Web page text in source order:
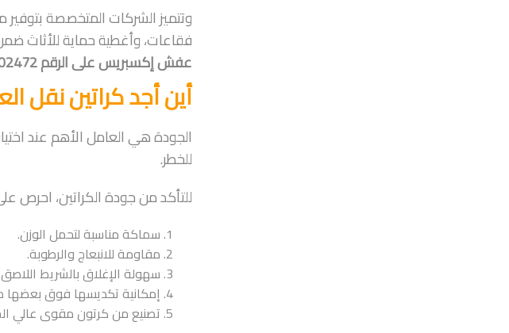
وتتميز الشركات المتخصصة
فقاعات، وأغطية حماية للأثاث
عفش إكسبريس على الرقم 94902472.
أين أجد كراتين نقل
الجودة هي العامل الأهم عند
للخطر.
للتأكد من جودة الكراتين، احرص
سماكة مناسبة لتحمل الوزن.
مقاومة للانبعاج والرطوبة.
سهولة الإغلاق بالشريط
إمكانية تكديسها فوق بعضها
تصنيع من كرتون مقوى عالي